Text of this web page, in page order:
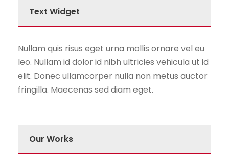
Text Widget
Nullam quis risus eget urna mollis ornare vel eu
leo. Nullam id dolor id nibh ultricies vehicula ut id
elit. Donec ullamcorper nulla non metus auctor
fringilla. Maecenas sed diam eget.
Our Works